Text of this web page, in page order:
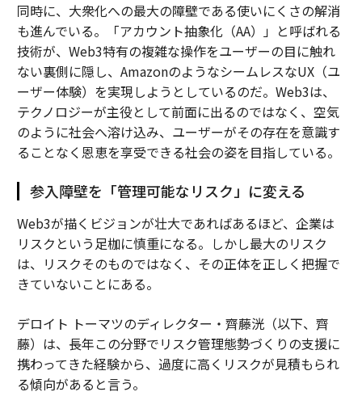
同時に、大衆化への最大の障壁である使いにくさの解消
も進んでいる。「アカウント抽象化（AA）」と呼ばれる
技術が、Web3特有の複雑な操作をユーザーの目に触れ
ない裏側に隠し、AmazonのようなシームレスなUX（ユ
ーザー体験）を実現しようとしているのだ。Web3は、
テクノロジーが主役として前面に出るのではなく、空気
のように社会へ溶け込み、ユーザーがその存在を意識す
ることなく恩恵を享受できる社会の姿を目指している。
参入障壁を「管理可能なリスク」に変える
Web3が描くビジョンが壮大であればあるほど、企業は
リスクという足枷に慎重になる。しかし最大のリスク
は、リスクそのものではなく、その正体を正しく把握で
きていないことにある。
デロイト トーマツのディレクター・齊藤洸（以下、齊
藤）は、長年この分野でリスク管理態勢づくりの支援に
携わってきた経験から、過度に高くリスクが見積もられ
る傾向があると言う。